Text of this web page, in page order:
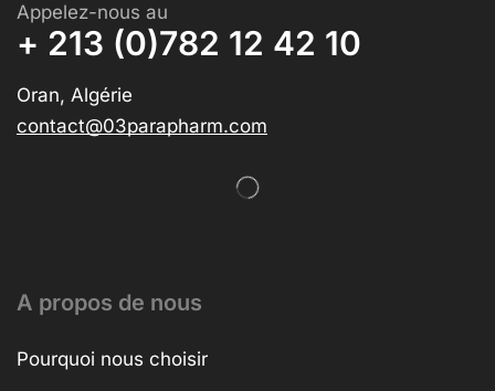
Appelez-nous au
+ 213 (0)782 12 42 10
Oran, Algérie
contact@03parapharm.com
A propos de nous
Pourquoi nous choisir